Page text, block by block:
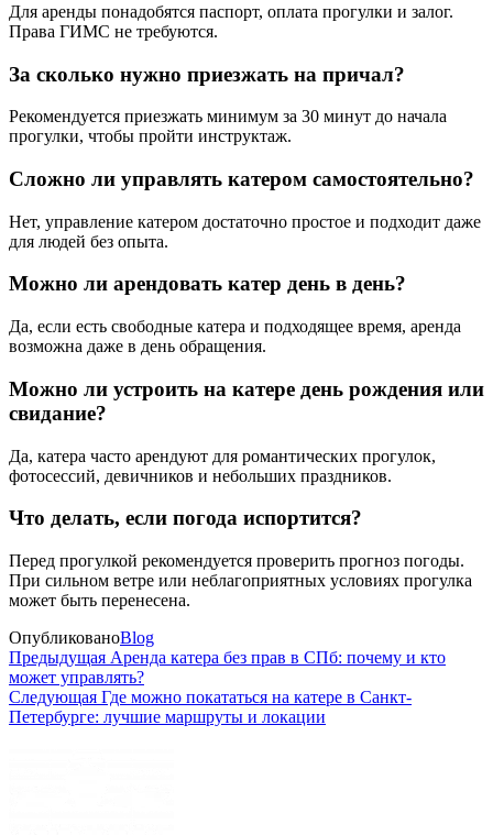
Для аренды понадобятся паспорт, оплата прогулки и залог.
Права ГИМС не требуются.
За сколько нужно приезжать на причал?
Рекомендуется приезжать минимум за 30 минут до начала
прогулки, чтобы пройти инструктаж.
Сложно ли управлять катером самостоятельно?
Нет, управление катером достаточно простое и подходит даже
для людей без опыта.
Можно ли арендовать катер день в день?
Да, если есть свободные катера и подходящее время, аренда
возможна даже в день обращения.
Можно ли устроить на катере день рождения или
свидание?
Да, катера часто арендуют для романтических прогулок,
фотосессий, девичников и небольших праздников.
Что делать, если погода испортится?
Перед прогулкой рекомендуется проверить прогноз погоды.
При сильном ветре или неблагоприятных условиях прогулка
может быть перенесена.
ОпубликованоBlog
Навигация
по
записям
Предыдущая
запись
Предыдущая Аренда катера без прав в СПб: почему и кто
может управлять?
Следующая
запись
Следующая Где можно покататься на катере в Санкт-
Петербурге: лучшие маршруты и локации